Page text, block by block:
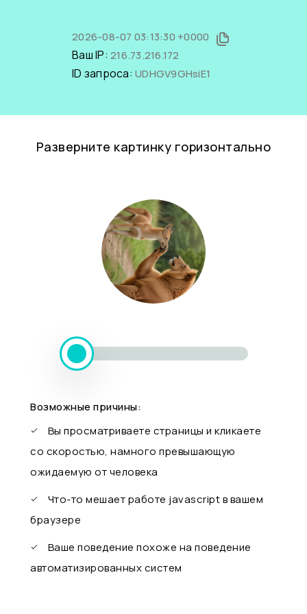
2026-08-07 03:13:30 +0000
Ваш IP: 216.73.216.172
ID запроса: UDHGV9GHsiE1
Разверните картинку горизонтально
Возможные причины:
Вы просматриваете страницы и кликаете
со скоростью, намного превышающую
ожидаемую от человека
Что-то мешает работе javascript в вашем
браузере
Ваше поведение похоже на поведение
автоматизированных систем